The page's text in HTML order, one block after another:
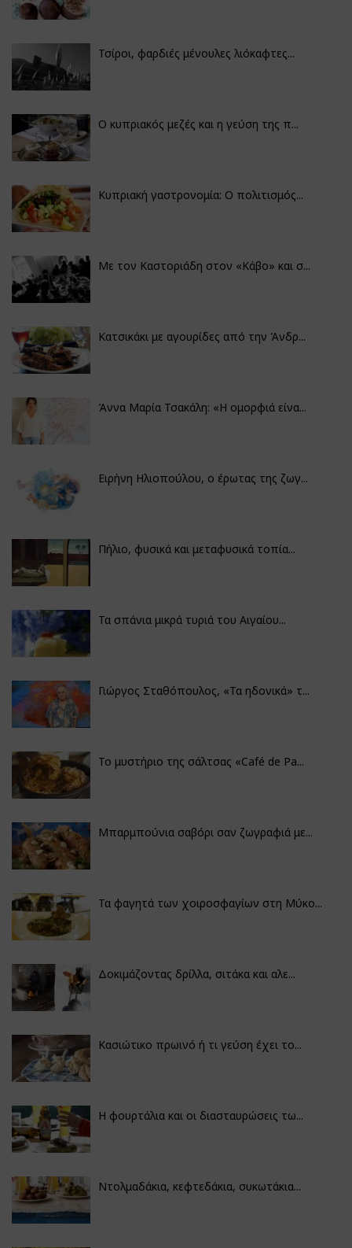
Τσίροι, φαρδιές μένουλες λιόκαφτες...
Ο κυπριακός μεζές και η γεύση της π...
Κυπριακή γαστρονομία: Ο πολιτισμός...
Με τον Καστοριάδη στον «Κάβο» και σ...
Κατσικάκι με αγουρίδες από την Άνδρ...
Άννα Μαρία Τσακάλη: «Η ομορφιά είνα...
Ειρήνη Ηλιοπούλου, ο έρωτας της ζωγ...
Πήλιο, φυσικά και μεταφυσικά τοπία...
Τα σπάνια μικρά τυριά του Αιγαίου...
Γιώργος Σταθόπουλος, «Τα ηδονικά» τ...
Το μυστήριο της σάλτσας «Café de Pa...
Μπαρμπούνια σαβόρι σαν ζωγραφιά με...
Τα φαγητά των χοιροσφαγίων στη Μύκο...
Δοκιμάζοντας δρίλλα, σιτάκα και αλε...
Κασιώτικο πρωινό ή τι γεύση έχει το...
Η φουρτάλια και οι διασταυρώσεις τω...
Ντολμαδάκια, κεφτεδάκια, συκωτάκια...